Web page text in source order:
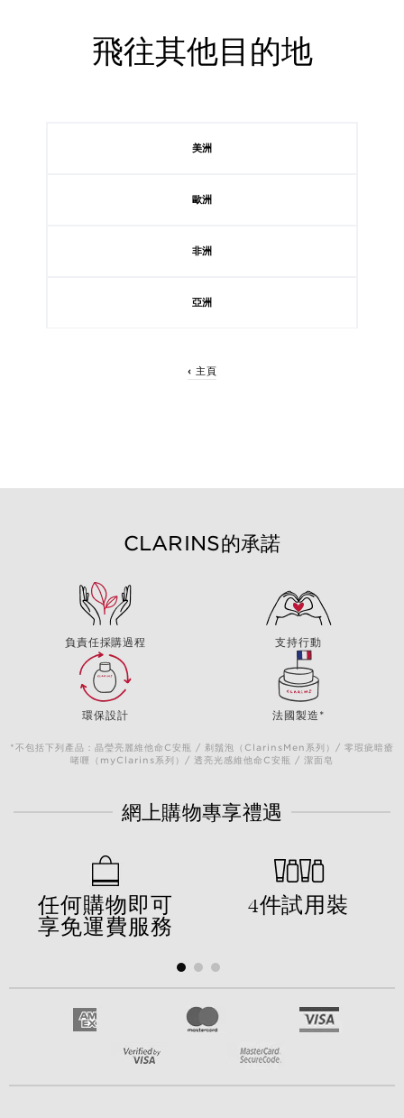
飛往其他目的地
美洲
歐洲
非洲
亞洲
‹ 主頁
CLARINS的承諾
負責任採購過程 支持行動
環保設計 法國製造*
*不包括下列產品：晶瑩亮麗維他命C安瓶 / 剃鬚泡（ClarinsMen系列）/ 零瑕疵暗瘡
啫喱（myClarins系列）/ 透亮光感維他命C安瓶 / 潔面皂
網上購物專享禮遇
任何購物即可
享免運費服務
4件試用裝